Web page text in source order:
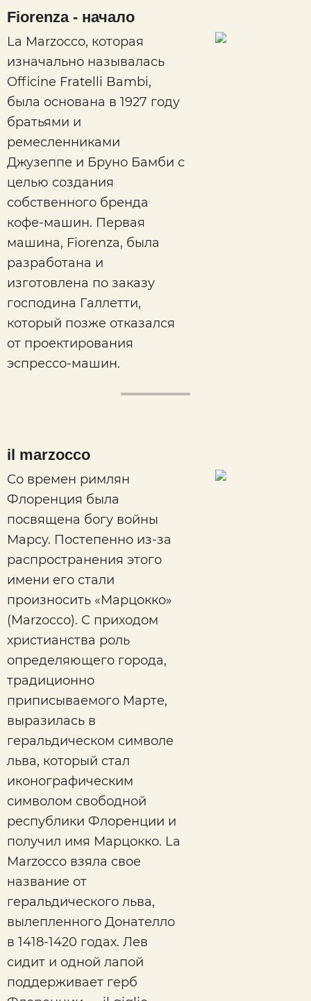
Fiorenza - начало
La Marzocco, которая
изначально называлась
Officine Fratelli Bambi,
была основана в 1927 году
братьями и
ремесленниками
Джузеппе и Бруно Бамби с
целью создания
собственного бренда
кофе-машин. Первая
машина, Fiorenza, была
разработана и
изготовлена по заказу
господина Галлетти,
который позже отказался
от проектирования
эспрессо-машин.
il marzocco
Со времен римлян
Флоренция была
посвящена богу войны
Марсу. Постепенно из-за
распространения этого
имени его стали
произносить «Марцокко»
(Marzocco). С приходом
христианства роль
определяющего города,
традиционно
приписываемого Марте,
выразилась в
геральдическом символе
льва, который стал
иконографическим
символом свободной
республики Флоренции и
получил имя Марцокко. La
Marzocco взяла свое
название от
геральдического льва,
вылепленного Донателло
в 1418-1420 годах. Лев
сидит и одной лапой
поддерживает герб